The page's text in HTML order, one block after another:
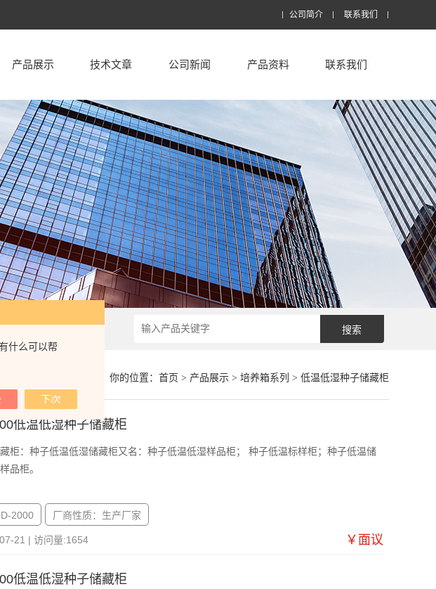
什么可以帮
公司简介 联系我们
产品展示 技术文章 公司新闻 产品资料 联系我们
你的位置： 首页 > 产品展示> 培养箱系列 > 低温低湿种子储藏柜
低温低湿种子储藏柜
柜：种子低温低湿储藏柜又名：种子低温低湿样品柜； 种子低温标样柜；种子低温储
品柜。
2000 厂商性质：生产厂家
21 | 访问量:1654 ￥面议
低温低湿种子储藏柜